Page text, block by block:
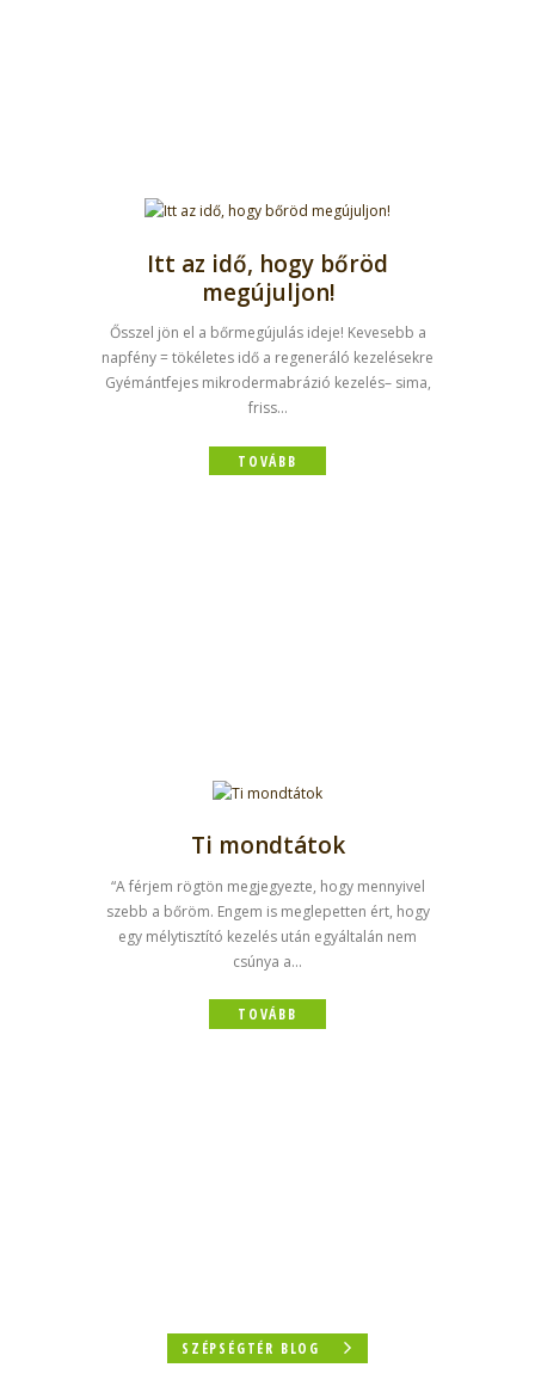
Itt az idő, hogy bőröd
megújuljon!
Ősszel jön el a bőrmegújulás ideje! Kevesebb a
napfény = tökéletes idő a regeneráló kezelésekre
Gyémántfejes mikrodermabrázió kezelés– sima,
friss...
TOVÁBB
Ti mondtátok
“A férjem rögtön megjegyezte, hogy mennyivel
szebb a bőröm. Engem is meglepetten ért, hogy
egy mélytisztító kezelés után egyáltalán nem
csúnya a...
TOVÁBB
SZÉPSÉGTÉR BLOG